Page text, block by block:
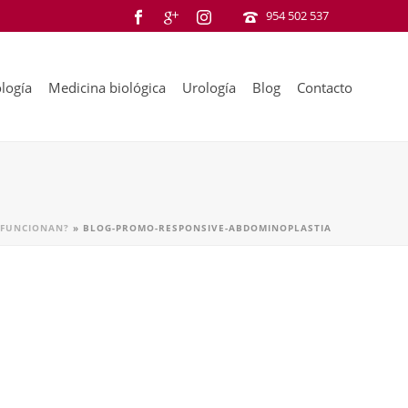
954 502 537
Medicina biológica Urología Blog Contacto
» BLOG-PROMO-RESPONSIVE-ABDOMINOPLASTIA